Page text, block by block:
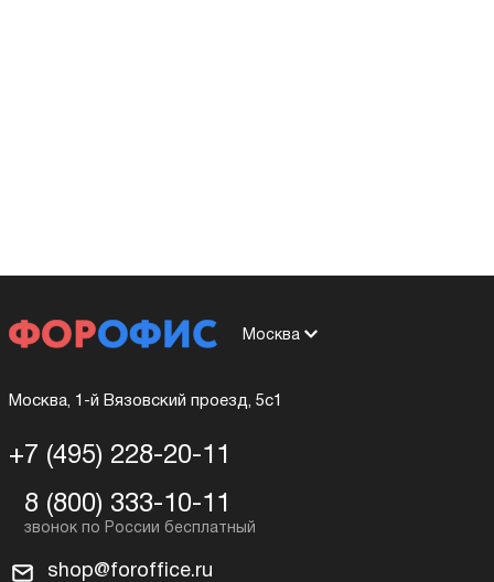
Москва
Москва, 1-й Вязовский проезд, 5с1
+7 (495) 228-20-11
8 (800) 333-10-11
shop@foroffice.ru